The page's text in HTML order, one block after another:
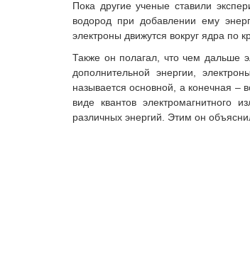
Пока другие ученые ставили
водород при добавлении ему
электроны движутся вокруг ядра по
Также он полагал, что чем дальше
дополнительной энергии,
называется основной, а конечная –
виде квантов электромагнитного
различных энергий. Этим он